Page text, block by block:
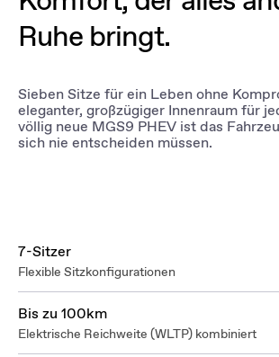
Ruhe bringt.
Sieben Sitze für ein Leben ohne
eleganter, großzügiger Innenraum für
völlig neue MGS9 PHEV ist das
sich nie entscheiden müssen.
7-Sitzer
Flexible Sitzkonfigurationen
Bis zu 100km
Elektrische Reichweite (WLTP) kombiniert